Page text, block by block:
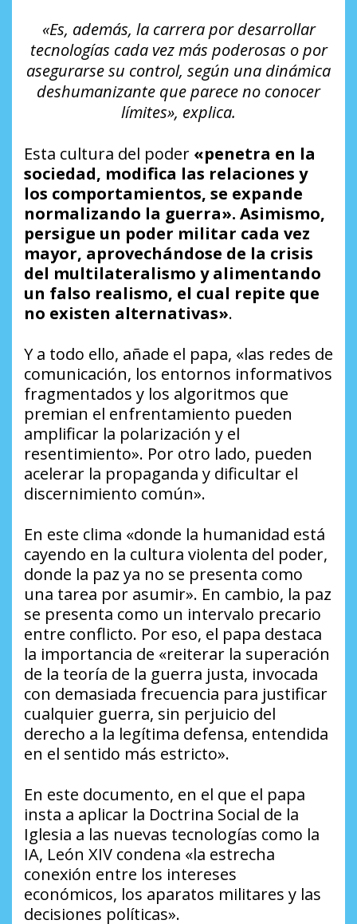
«Es, además, la carrera por desarrollar
tecnologías cada vez más poderosas o por
asegurarse su control, según una dinámica
deshumanizante que parece no conocer
límites», explica.
Esta cultura del poder «penetra en la
sociedad, modifica las relaciones y
los comportamientos, se expande
normalizando la guerra». Asimismo,
persigue un poder militar cada vez
mayor, aprovechándose de la crisis
del multilateralismo y alimentando
un falso realismo, el cual repite que
no existen alternativas».
Y a todo ello, añade el papa, «las redes de
comunicación, los entornos informativos
fragmentados y los algoritmos que
premian el enfrentamiento pueden
amplificar la polarización y el
resentimiento». Por otro lado, pueden
acelerar la propaganda y dificultar el
discernimiento común».
En este clima «donde la humanidad está
cayendo en la cultura violenta del poder,
donde la paz ya no se presenta como
una tarea por asumir». En cambio, la paz
se presenta como un intervalo precario
entre conflicto. Por eso, el papa destaca
la importancia de «reiterar la superación
de la teoría de la guerra justa, invocada
con demasiada frecuencia para justificar
cualquier guerra, sin perjuicio del
derecho a la legítima defensa, entendida
en el sentido más estricto».
En este documento, en el que el papa
insta a aplicar la Doctrina Social de la
Iglesia a las nuevas tecnologías como la
IA, León XIV condena «la estrecha
conexión entre los intereses
económicos, los aparatos militares y las
decisiones políticas».